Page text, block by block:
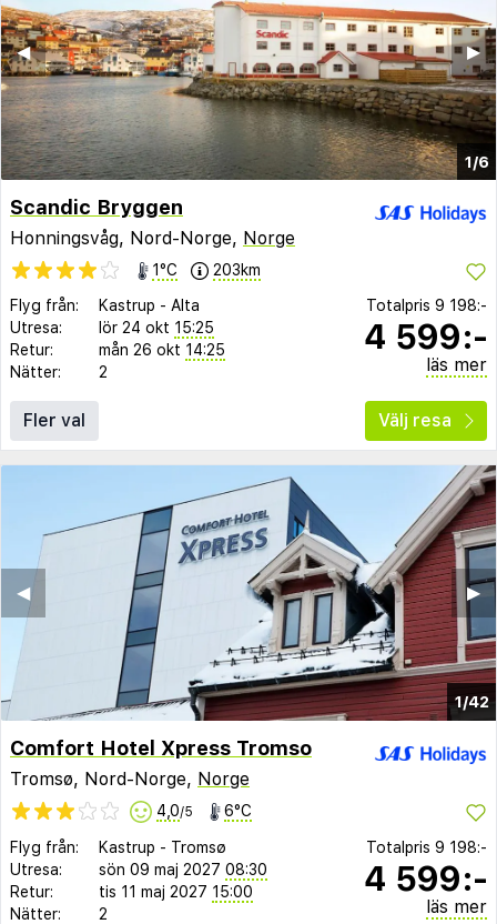
1/6
▶︎
◀︎
Scandic Bryggen
Honningsvåg, Nord-Norge, Norge
1°C
203km
Flyg från:
Kastrup - Alta
Utresa:
lör 24 okt 15:25
Retur:
mån 26 okt 14:25
Nätter:
2
Totalpris 9 198:-
4 599:-
läs mer
Fler val Välj resa
1/42
▶︎
◀︎
Comfort Hotel Xpress Tromso
Tromsø, Nord-Norge, Norge
4,0/5 6°C
Flyg från: Kastrup - Tromsø
Utresa:
sön 09 maj 2027 08:30
Retur:
tis 11 maj 2027 15:00
Nätter:
2
Totalpris 9 198:-
4 599:-
läs mer